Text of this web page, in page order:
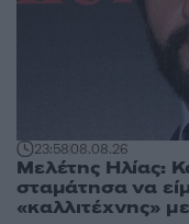
23:5808.08.26
Μελέτης Ηλίας:
σταμάτησα να
«καλλιτέχνης»